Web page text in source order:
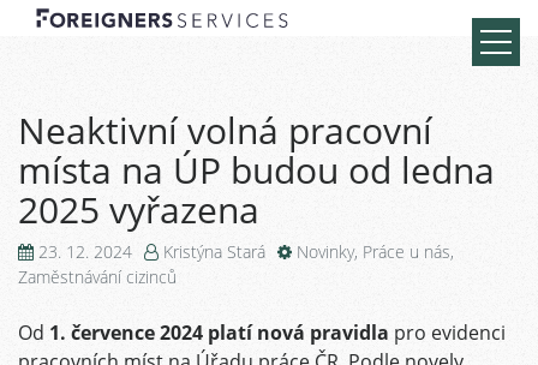
Neaktivní volná pracovní
místa na ÚP budou od ledna
2025 vyřazena
23. 12. 2024 Kristýna Stará Novinky, Práce u nás,
Zaměstnávání cizinců
Od 1. července 2024 platí nová pravidla pro evidenci